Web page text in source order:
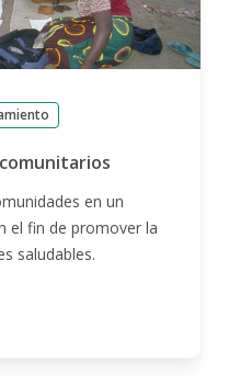
en un
el fin de promover la
saludables.